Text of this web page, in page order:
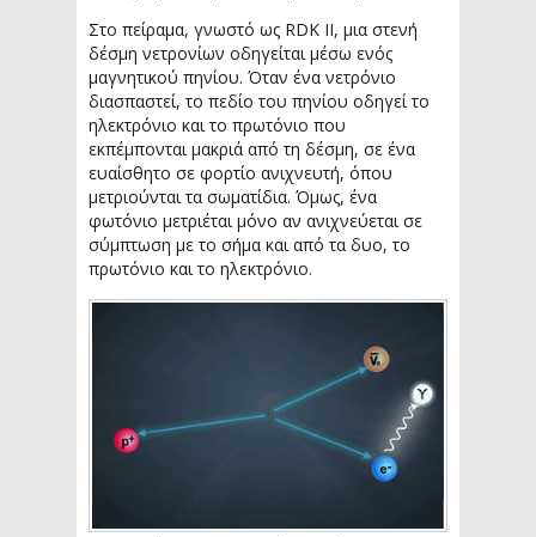
Στο πείραμα, γνωστό ως RDK II, μια στενή
δέσμη νετρονίων οδηγείται μέσω ενός
μαγνητικού πηνίου. Όταν ένα νετρόνιο
διασπαστεί, το πεδίο του πηνίου οδηγεί το
ηλεκτρόνιο και το πρωτόνιο που
εκπέμπονται μακριά από τη δέσμη, σε ένα
ευαίσθητο σε φορτίο ανιχνευτή, όπου
μετριούνται τα σωματίδια. Όμως, ένα
φωτόνιο μετριέται μόνο αν ανιχνεύεται σε
σύμπτωση με το σήμα και από τα δυο, το
πρωτόνιο και το ηλεκτρόνιο.